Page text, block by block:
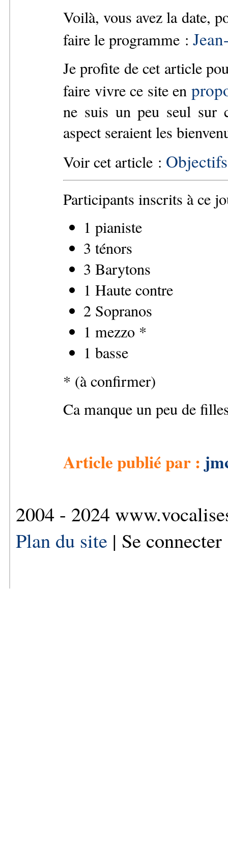
Voilà, vous avez la date,
faire le programme :
Je profite de cet article
faire vivre ce site en
ne suis un peu seul sur
aspect seraient les
Voir cet article :
Participants inscrits à ce
1 pianiste
3 ténors
3 Barytons
1 Haute contre
2 Sopranos
1 mezzo *
1 basse
* (à confirmer)
Ca manque un peu de
Article publié par :
2004 - 2024
Plan du site | Se